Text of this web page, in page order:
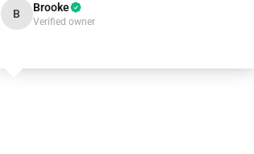
B Brooke
Verified owner